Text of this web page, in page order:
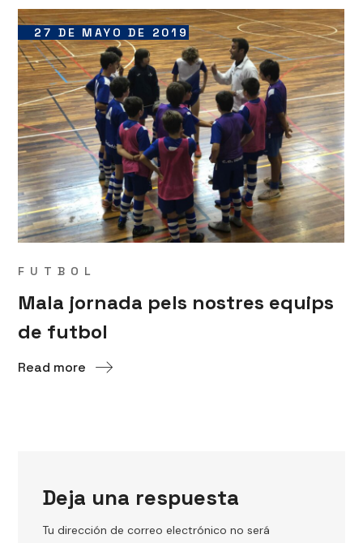
27 DE MAYO DE 2019
FUTBOL
Mala jornada pels nostres equips
de futbol
Read more
Deja una respuesta
Tu dirección de correo electrónico no será